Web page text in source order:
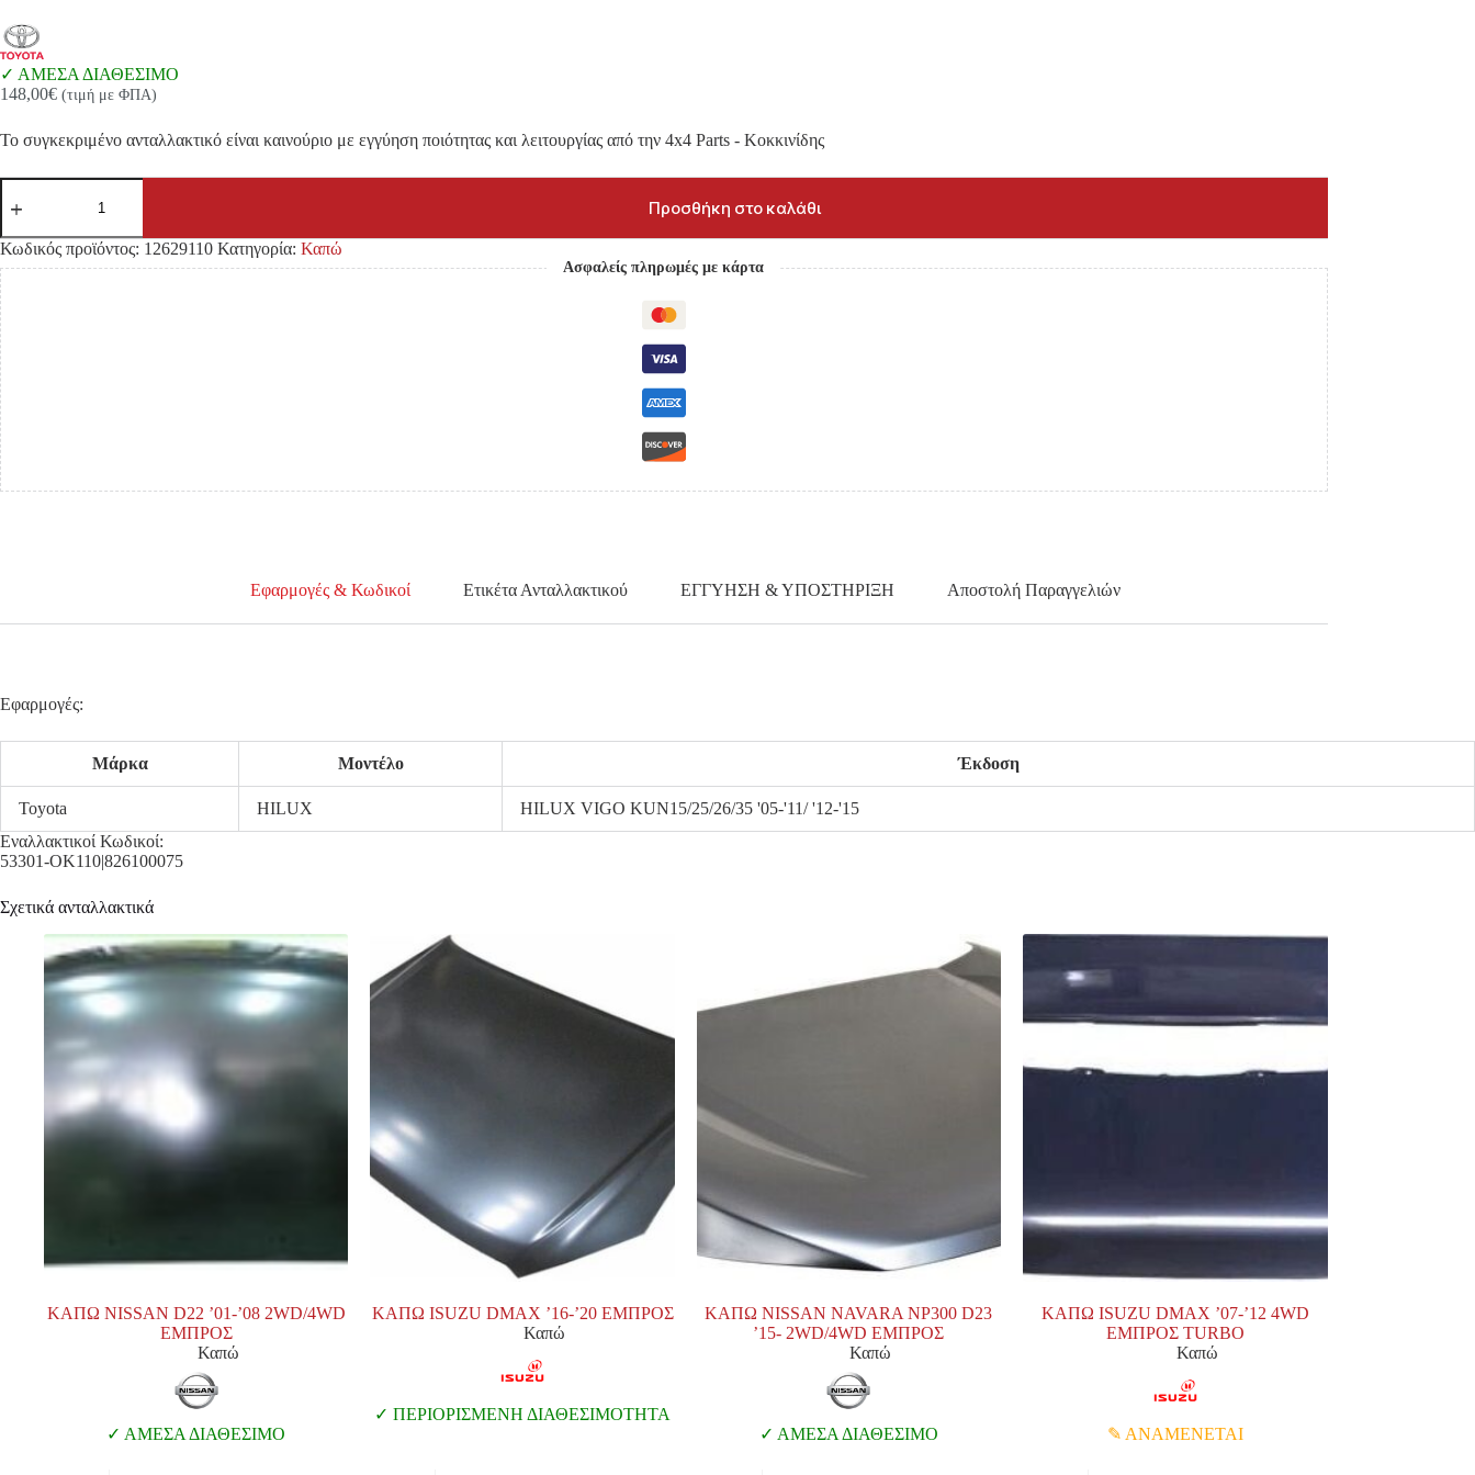
ΑΜΕΣΑ ΔΙΑΘΕΣΙΜΟ
148,00€ (τιμή με ΦΠΑ)
Το συγκεκριμένο ανταλλακτικό είναι καινούριο με εγγύηση ποιότητας και λειτουργίας από την 4x4 Parts - Κοκκινίδης
ΚΑΠΩ
TOYOTA
VIGO
'12-
'15
2WD/4WD
ΕΜΠΡΟΣ
TURBO
ποσότητα
Προσθήκη στο καλάθι
Κωδικός προϊόντος: 12629110 Κατηγορία: Καπώ
Ασφαλείς πληρωμές με κάρτα
Εφαρμογές & Κωδικοί Ετικέτα Ανταλλακτικού ΕΓΓΥΗΣΗ & ΥΠΟΣΤΗΡΙΞΗ Αποστολή Παραγγελιών
Εφαρμογές:
Μάρκα Μοντέλο Έκδοση
Toyota HILUX
HILUX VIGO KUN15/25/26/35 '05-'11/ '12-'15
Εναλλακτικοί Κωδικοί:
53301-OK110|826100075
Σχετικά ανταλλακτικά
ΚΑΠΩ NISSAN D22 ’01-’08 2WD/4WD
ΕΜΠΡΟΣ
Καπώ
ΑΜΕΣΑ ΔΙΑΘΕΣΙΜΟ
ΚΑΠΩ ISUZU DMAX ’16-’20 ΕΜΠΡΟΣ
Καπώ
ΠΕΡΙΟΡΙΣΜΕΝΗ ΔΙΑΘΕΣΙΜΟΤΗΤΑ
ΚΑΠΩ NISSAN NAVARA NP300 D23
’15- 2WD/4WD ΕΜΠΡΟΣ
Καπώ
ΑΜΕΣΑ ΔΙΑΘΕΣΙΜΟ
ΚΑΠΩ ISUZU DMAX ’07-’12 4WD
ΕΜΠΡΟΣ TURBO
Καπώ
ΑΝΑΜΕΝΕΤΑΙ